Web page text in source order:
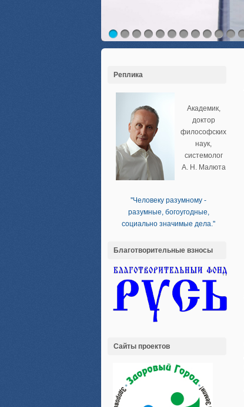
Реплика
Академик,
доктор
философских
наук,
системолог
А. Н. Малюта
''Человеку разумному -
разумные, богоугодные,
социально значимые дела.''
Благотворительные взносы
Сайты проектов